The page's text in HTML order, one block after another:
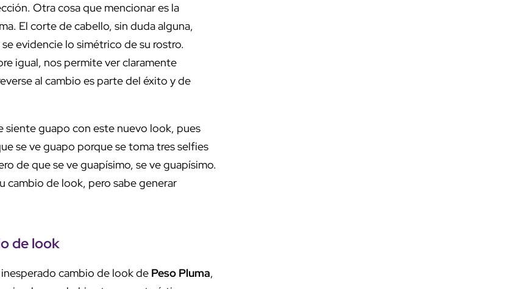
Otra cosa que mencionar es la
El corte de cabello, sin duda alguna,
evidencie lo simétrico de su rostro.
igual, nos permite ver claramente
al cambio es parte del éxito y de
siente guapo con este nuevo look, pues
se ve guapo porque se toma tres selfies
de que se ve guapísimo, se ve guapísimo.
cambio de look, pero sabe generar
de look
cambio de look de Peso Pluma,